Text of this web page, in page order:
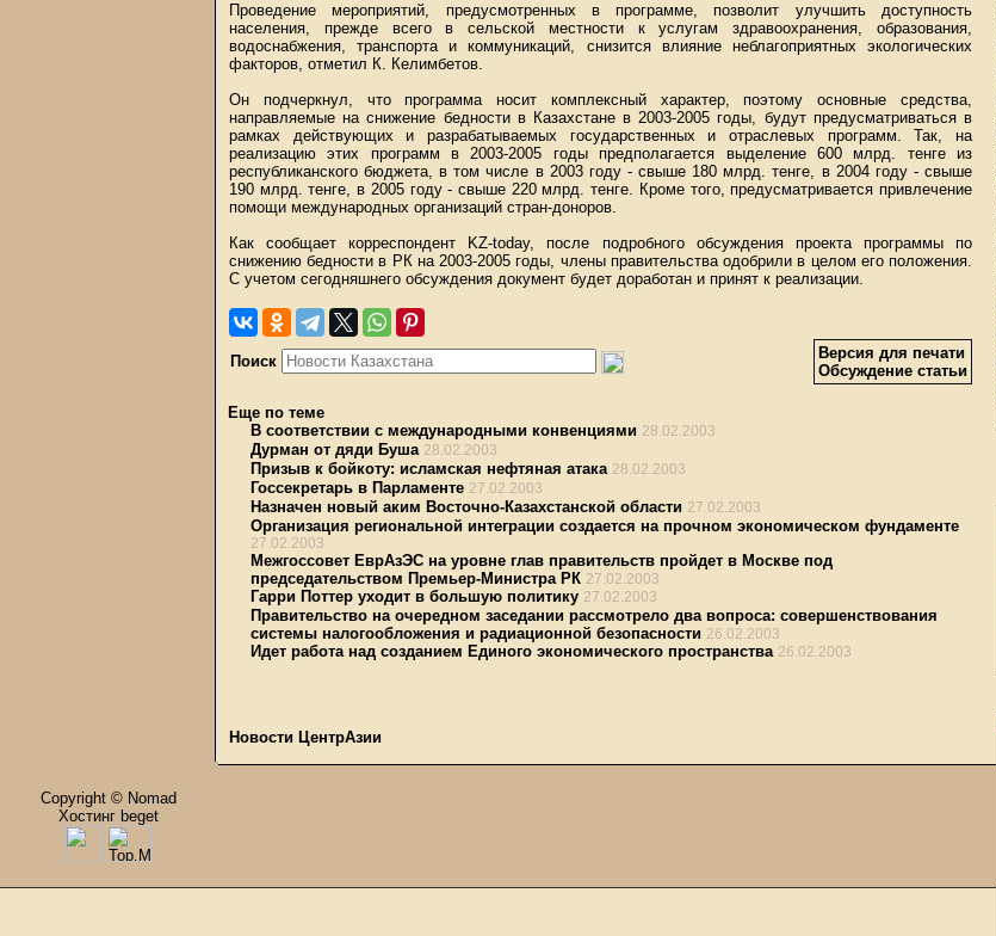
Проведение мероприятий, предусмотренных в программе, позволит улучшить доступность
населения, прежде всего в сельской местности к услугам здравоохранения, образования,
водоснабжения, транспорта и коммуникаций, снизится влияние неблагоприятных экологических
факторов, отметил К. Келимбетов.
Он подчеркнул, что программа носит комплексный характер, поэтому основные средства,
направляемые на снижение бедности в Казахстане в 2003-2005 годы, будут предусматриваться в
рамках действующих и разрабатываемых государственных и отраслевых программ. Так, на
реализацию этих программ в 2003-2005 годы предполагается выделение 600 млрд. тенге из
республиканского бюджета, в том числе в 2003 году - свыше 180 млрд. тенге, в 2004 году - свыше
190 млрд. тенге, в 2005 году - свыше 220 млрд. тенге. Кроме того, предусматривается привлечение
помощи международных организаций стран-доноров.
Как сообщает корреспондент KZ-today, после подробного обсуждения проекта программы по
снижению бедности в РК на 2003-2005 годы, члены правительства одобрили в целом его положения.
С учетом сегодняшнего обсуждения документ будет доработан и принят к реализации.
Поиск
Версия для печати
Обсуждение статьи
Еще по теме
В соответствии с международными конвенциями 28.02.2003
Дурман от дяди Буша 28.02.2003
Призыв к бойкоту: исламская нефтяная атака 28.02.2003
Госсекретарь в Парламенте 27.02.2003
Назначен новый аким Восточно-Казахстанской области 27.02.2003
Организация региональной интеграции создается на прочном экономическом фундаменте
27.02.2003
Межгоссовет ЕврАзЭС на уровне глав правительств пройдет в Москве под
председательством Премьер-Министра РК 27.02.2003
Гарри Поттер уходит в большую политику 27.02.2003
Правительство на очередном заседании рассмотрело два вопроса: совершенствования
системы налогообложения и радиационной безопасности 26.02.2003
Идет работа над созданием Единого экономического пространства 26.02.2003
Новости ЦентрАзии
Copyright © Nomad
Хостинг beget